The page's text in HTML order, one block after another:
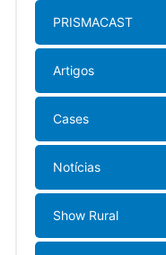
PRISMACAST
Artigos
Cases
Notícias
Show Rural